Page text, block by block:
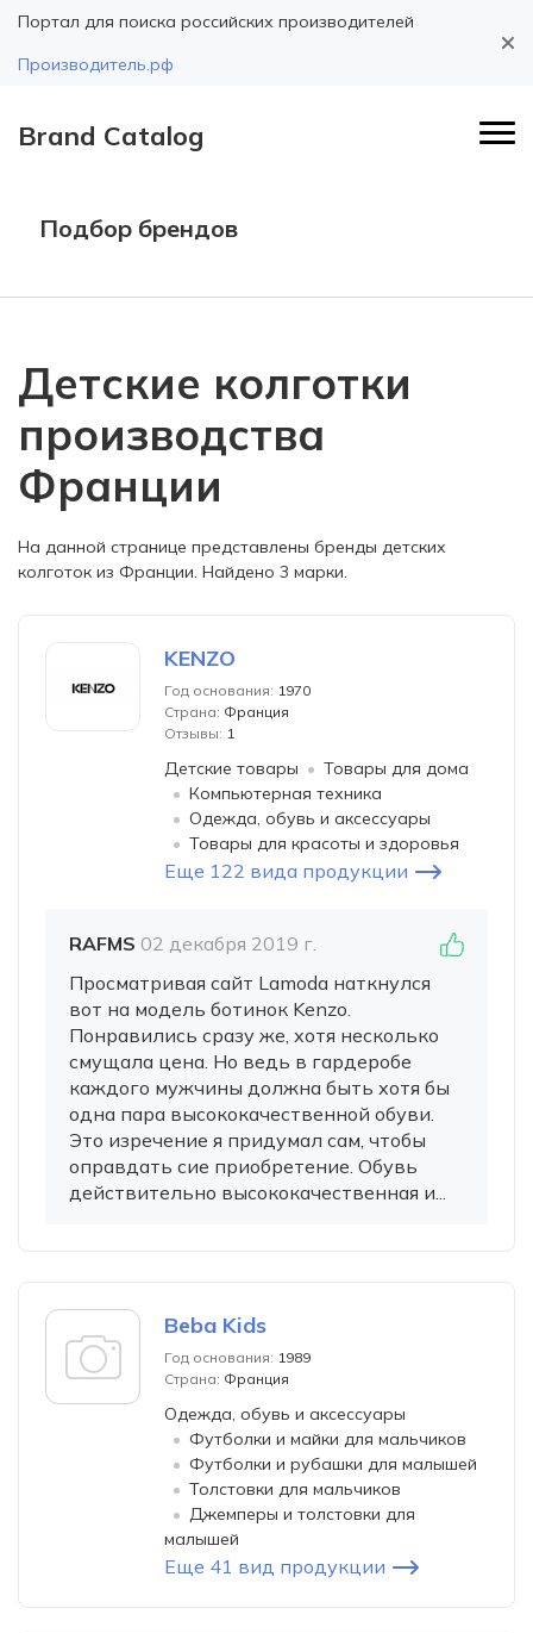
Портал для поиска российских производителей
Производитель.рф
Brand Catalog
Подбор брендов
Детские колготки
производства
Франции
На данной странице представлены бренды детских
колготок из Франции. Найдено 3 марки.
KENZO
Год основания: 1970
Страна: Франция
Отзывы: 1
Детские товары
Товары для дома
Компьютерная техника
Одежда, обувь и аксессуары
Товары для красоты и здоровья
Еще 122 вида продукции
RAFMS 02 декабря 2019 г.
Просматривая сайт Lamoda наткнулся
вот на модель ботинок Kenzo.
Понравились сразу же, хотя несколько
смущала цена. Но ведь в гардеробе
каждого мужчины должна быть хотя бы
одна пара высококачественной обуви.
Это изречение я придумал сам, чтобы
оправдать сие приобретение. Обувь
действительно высококачественная и...
Beba Kids
Год основания: 1989
Страна: Франция
Одежда, обувь и аксессуары
Футболки и майки для мальчиков
Футболки и рубашки для малышей
Толстовки для мальчиков
Джемперы и толстовки для
малышей
Еще 41 вид продукции